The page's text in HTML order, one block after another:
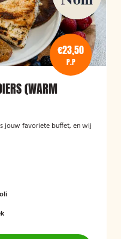
€23,50
P.P
(WARM
jouw favoriete buffet, en wij